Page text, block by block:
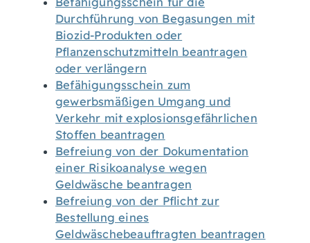
Durchführung von Begasungen mit
Biozid-Produkten oder
Pflanzenschutzmitteln beantragen
oder verlängern
Befähigungsschein zum
gewerbsmäßigen Umgang und
Verkehr mit explosionsgefährlichen
Stoffen beantragen
Befreiung von der Dokumentation
einer Risikoanalyse wegen
Geldwäsche beantragen
Befreiung von der Pflicht zur
Bestellung eines
Geldwäschebeauftragten beantragen